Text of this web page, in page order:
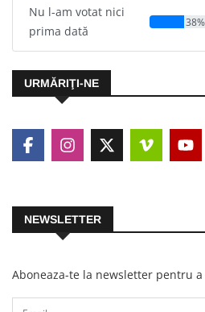
Nu l-am votat nici
prima dată
38%
URMĂRIŢI-NE
NEWSLETTER
Aboneaza-te la newsletter pentru